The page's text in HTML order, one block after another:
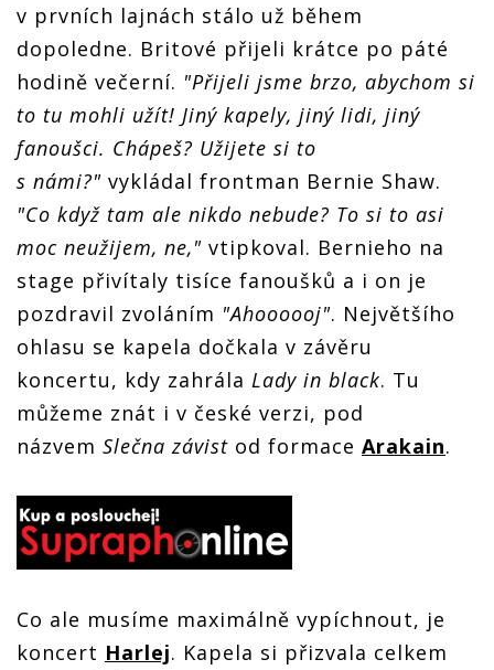
v prvních lajnách stálo už během
dopoledne. Britové přijeli krátce po páté
hodině večerní. "Přijeli jsme brzo, abychom si
to tu mohli užít! Jiný kapely, jiný lidi, jiný
fanoušci. Chápeš? Užijete si to
s námi?" vykládal frontman Bernie Shaw.
"Co když tam ale nikdo nebude? To si to asi
moc neužijem, ne," vtipkoval. Bernieho na
stage přivítaly tisíce fanoušků a i on je
pozdravil zvoláním "Ahoooooj". Největšího
ohlasu se kapela dočkala v závěru
koncertu, kdy zahrála Lady in black. Tu
můžeme znát i v české verzi, pod
názvem Slečna závist od formace Arakain.
Co ale musíme maximálně vypíchnout, je
koncert Harlej. Kapela si přizvala celkem